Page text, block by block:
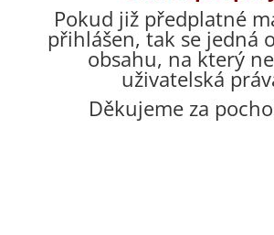
Pokud již předplatné
přihlášen, tak se jedná
obsahu, na který
uživatelská
Děkujeme za